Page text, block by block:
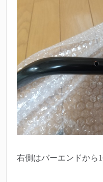
右側はバーエンドから